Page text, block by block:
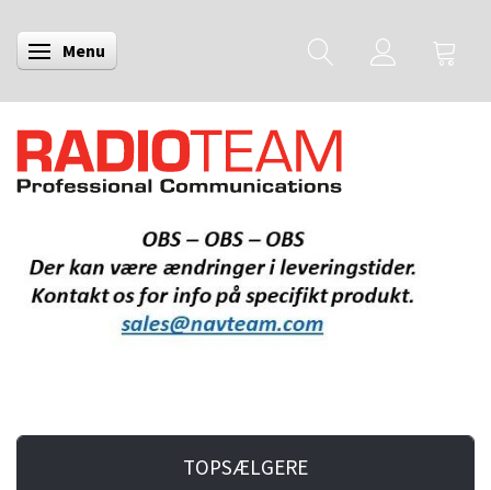
Skifte navigation
Menu
TOPSÆLGERE